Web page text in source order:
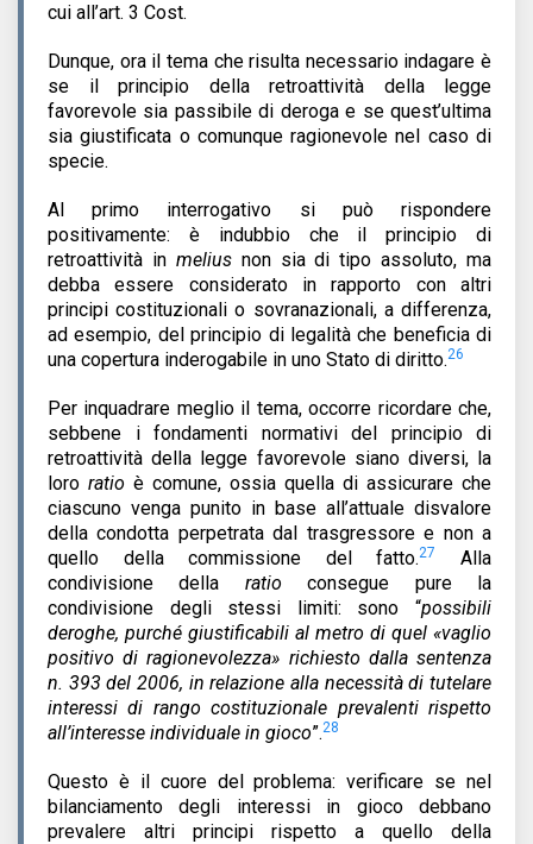
cui all’art. 3 Cost.
Dunque, ora il tema che risulta necessario indagare è
se il principio della retroattività della legge
favorevole sia passibile di deroga e se quest’ultima
sia giustificata o comunque ragionevole nel caso di
specie.
Al primo interrogativo si può rispondere
positivamente: è indubbio che il principio di
retroattività in melius non sia di tipo assoluto, ma
debba essere considerato in rapporto con altri
principi costituzionali o sovranazionali, a differenza,
ad esempio, del principio di legalità che beneficia di
una copertura inderogabile in uno Stato di diritto.26
Per inquadrare meglio il tema, occorre ricordare che,
sebbene i fondamenti normativi del principio di
retroattività della legge favorevole siano diversi, la
loro ratio è comune, ossia quella di assicurare che
ciascuno venga punito in base all’attuale disvalore
della condotta perpetrata dal trasgressore e non a
quello della commissione del fatto.27
Alla
condivisione della ratio consegue pure la
condivisione degli stessi limiti: sono “possibili
deroghe, purché giustificabili al metro di quel «vaglio
positivo di ragionevolezza» richiesto dalla sentenza
n. 393 del 2006, in relazione alla necessità di tutelare
interessi di rango costituzionale prevalenti rispetto
all’interesse individuale in gioco”.28
Questo è il cuore del problema: verificare se nel
bilanciamento degli interessi in gioco debbano
prevalere altri principi rispetto a quello della